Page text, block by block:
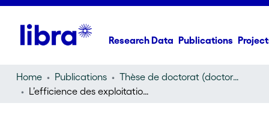
Research Data Publications
Home Publications
Thèse de doctorat (doctoral thesis)
L’efficience des exploitations forestières publiques en Suisse